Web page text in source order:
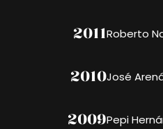
2011Roberto
2010José
2009Pepi